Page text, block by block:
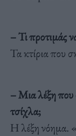
– Τι προτιμάς
Τα κτίρια που
– Μια λέξη που
τσίχλα;
Η λέξη νόημα.